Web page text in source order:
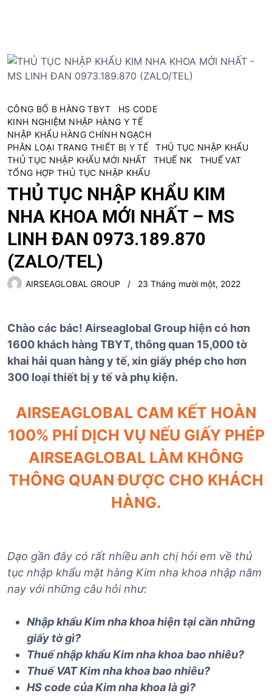
CÔNG BỐ B HÀNG TBYT
HS CODE
KINH NGHIỆM NHẬP HÀNG Y TẾ
NHẬP KHẨU HÀNG CHÍNH NGẠCH
PHÂN LOẠI TRANG THIẾT BỊ Y TẾ
THỦ TỤC NHẬP KHẨU
THỦ TỤC NHẬP KHẨU MỚI NHẤT
THUẾ NK
THUẾ VAT
TỔNG HỢP THỦ TỤC NHẬP KHẨU
THỦ TỤC NHẬP KHẨU KIM
NHA KHOA MỚI NHẤT – MS
LINH ĐAN 0973.189.870
(ZALO/TEL)
AIRSEAGLOBAL GROUP 23 Tháng mười một, 2022
Chào các bác! Airseaglobal Group hiện có hơn
1600 khách hàng TBYT, thông quan 15,000 tờ
khai hải quan hàng y tế, xin giấy phép cho hơn
300 loại thiết bị y tế và phụ kiện.
AIRSEAGLOBAL CAM KẾT HOÀN
100% PHÍ DỊCH VỤ NẾU GIẤY PHÉP
AIRSEAGLOBAL LÀM KHÔNG
THÔNG QUAN ĐƯỢC CHO KHÁCH
HÀNG.
Dạo gần đây có rất nhiều anh chị hỏi em về thủ
tục nhập khẩu mặt hàng Kim nha khoa nhập năm
nay với những câu hỏi như:
Nhập khẩuKim nha khoahiện tại cần những
giấy tờ gì?
Thuế nhập khẩuKim nha khoa bao nhiêu?
Thuế VATKim nha khoabao nhiêu?
HS code củaKim nha khoalà gì?